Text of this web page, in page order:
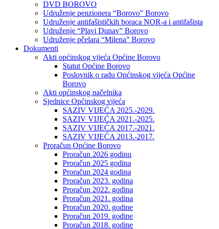
DVD BOROVO
Udruženje penzionera “Borovo” Borovo
Udruženje antifašističkih boraca NOR-a i antifašista
Udruženje “Plavi Dunav” Borovo
Udruženje pčelara “Milena” Borovo
Dokumenti
Akti općinskog vijeća Općine Borovo
Statut Općine Borovo
Poslovnik o radu Općinskog vijeća Općine
Borovo
Akti općinskog načelnika
Sjednice Općinskog vijeća
SAZIV VIJEĆA 2025.-2029.
SAZIV VIJEĆA 2021.-2025.
SAZIV VIJEĆA 2017.-2021.
SAZIV VIJEĆA 2013.-2017.
Proračun Općine Borovo
Proračun 2026 godinu
Proračun 2025 godina
Proračun 2024 godina
Proračun 2023. godina
Proračun 2022. godina
Proračun 2021. godina
Proračun 2020. godine
Proračun 2019. godine
Proračun 2018. godine